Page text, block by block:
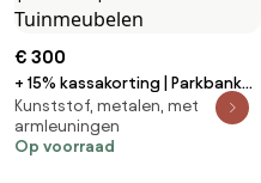
€ 300
+ 15% kassakorting | Parkbank
Bellagio | Aluminium/Polywood |
2 personen | Tuinbank Grijs |
128cm | Kees Smit Tuinmeubelen
Kunststof, metalen, met
armleuningen
Op voorraad